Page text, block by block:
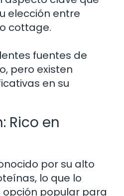
elección entre
cottage.
fuentes de
pero existen
en su
Rico en
por su alto
lo que lo
opción popular para